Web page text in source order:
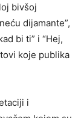
bivšoj
dijamante”,
bi ti” i “Hej,
koje publika
i